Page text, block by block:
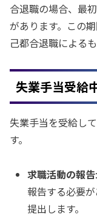
合退職の場合、最
があります。この
己都合退職によるも
失業手当受給
失業手当を受給し
す。
求職活動の報告
報告する必要
提出します。